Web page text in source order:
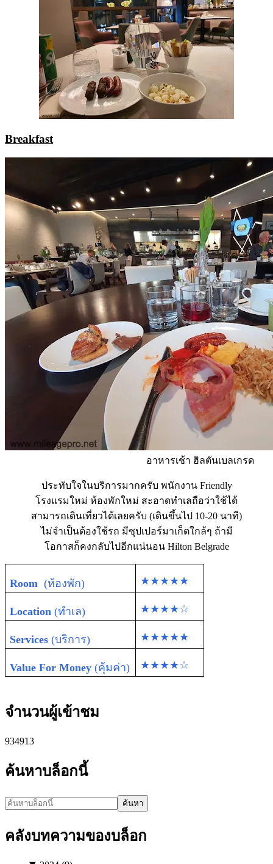
Breakfast
อาหารเช้า ฮิลตันเบลเกรด
ประทับใจในบริการมากครับ พนักงาน Friendly
โรงแรมใหม่ ห้องพักใหม่ สะอาดทำเลถือว่าใช้ได้
สามารถเดินเที่ยวได้เลยครับ (เดินขึ้นไป 10-20 นาที)
ไม่จำเป็นต้องใช้รถ มีซุปเปอร์มาเก็ตใกล้ๆ ถ้ามี
โอกาสก็คงกลับไปอีกแน่นอน Hilton Belgrade
Room (ห้องพัก) ★★★★★
Location (ทำเล) ★★★★☆
Services (บริการ) ★★★★★
Value For Money (คุ้มค่า) ★★★★☆
จำนวนผู้เข้าชม
934913
ค้นหาบล็อกนี้
ค้นหา
คลังบทความของบล็อก